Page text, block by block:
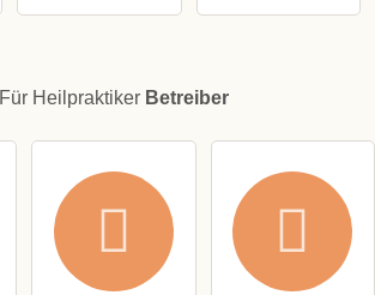
Für Heilpraktiker Betreiber